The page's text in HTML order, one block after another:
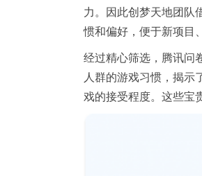
力。因此创梦天地团队
惯和偏好，便于新项目
经过精心筛选，腾讯问
人群的游戏习惯，揭示
戏的接受程度。这些宝